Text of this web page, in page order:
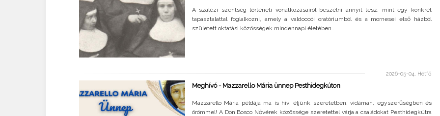
A szalézi szentség történeti vonatkozásairól beszélni annyit tesz, mint egy konkrét
tapasztalattal foglalkozni, amely a valdoccói oratóriumból és a mornesei első házból
született oktatási közösségek mindennapi életében..
2026-05-04, Hétfő
Meghívó - Mazzarello Mária ünnep Pesthidegkúton
Mazzarello Mária példája ma is hív: éljünk szeretetben, vidáman, egyszerűségben és
örömmel! A Don Bosco Nővérek közössége szeretettel várja a családokat Pesthidegkútra